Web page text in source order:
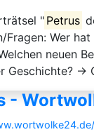
" Petrus
Fragen: Wer hat
neuen
Geschichte? →
-